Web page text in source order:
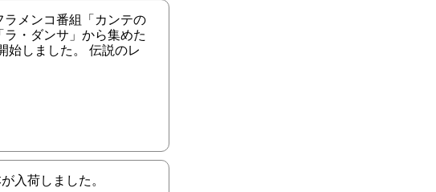
ラメンコ番組「カンテの
・ダンサ」から集めた
始しました。 伝説のレ
入荷しました。